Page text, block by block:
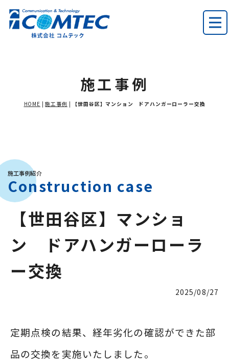
施工事例
HOME |施工事例 【世田谷区】マンション ドアハンガーローラー交換
施工事例紹介
Construction case
【世田谷区】マンショ
ン ドアハンガーローラ
ー交換
2025/08/27
定期点検の結果、経年劣化の確認ができた部
品の交換を実施いたしました。